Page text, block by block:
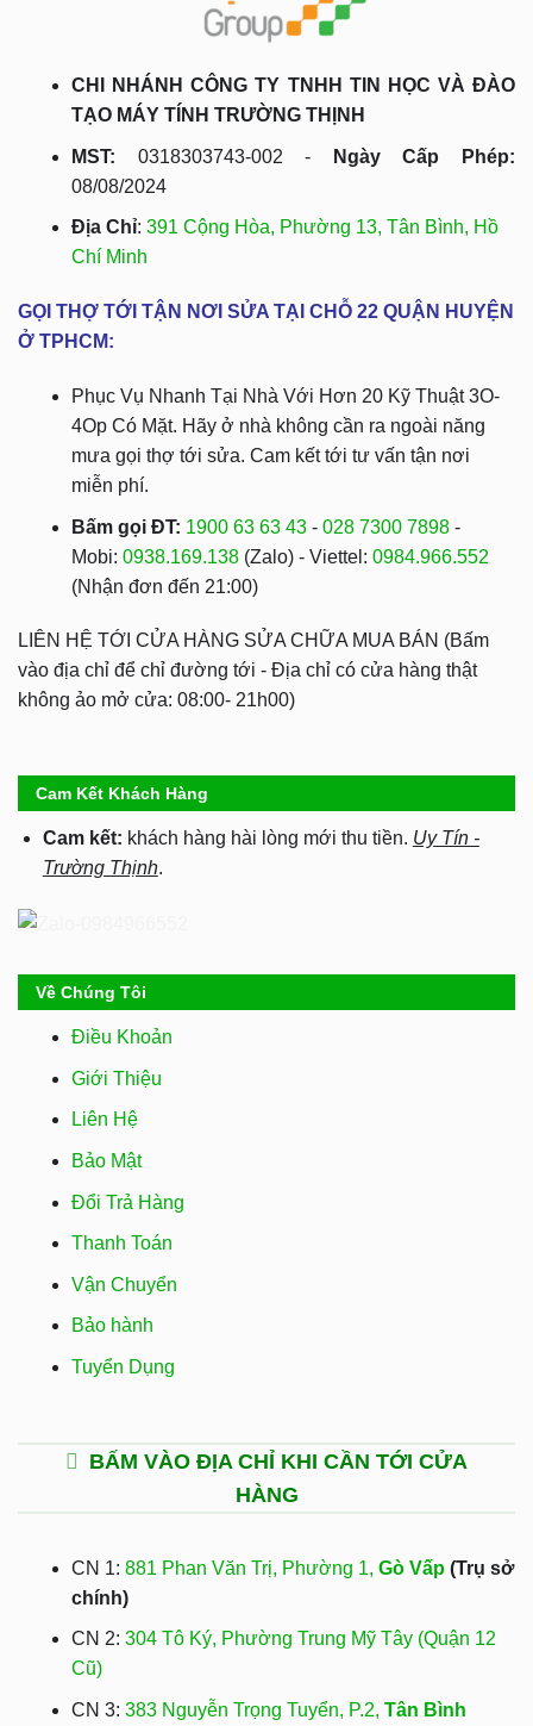
CHI NHÁNH CÔNG TY TNHH TIN HỌC VÀ ĐÀO
TẠO MÁY TÍNH TRƯỜNG THỊNH
MST: 0318303743-002 -
Ngày Cấp Phép:
08/08/2024
Địa Chỉ: 391 Cộng Hòa, Phường 13, Tân Bình, Hồ
Chí Minh
GỌI THỢ TỚI TẬN NƠI SỬA TẠI CHỖ 22 QUẬN HUYỆN
Ở TPHCM:
Phục Vụ Nhanh Tại Nhà Với Hơn 20 Kỹ Thuật 3O-
4Op Có Mặt. Hãy ở nhà không cần ra ngoài năng
mưa gọi thợ tới sửa. Cam kết tới tư vấn tận nơi
miễn phí.
Bấm gọi ĐT: 1900 63 63 43 - 028 7300 7898 -
Mobi: 0938.169.138 (Zalo) - Viettel: 0984.966.552
(Nhận đơn đến 21:00)
LIÊN HỆ TỚI CỬA HÀNG SỬA CHỮA MUA BÁN (Bấm
vào địa chỉ để chỉ đường tới - Địa chỉ có cửa hàng thật
không ảo mở cửa: 08:00- 21h00)
Cam Kết Khách Hàng
Cam kết: khách hàng hài lòng mới thu tiền. Uy Tín -
Trường Thịnh.
Về Chúng Tôi
Điều Khoản
Giới Thiệu
Liên Hệ
Bảo Mật
Đổi Trả Hàng
Thanh Toán
Vận Chuyển
Bảo hành
Tuyển Dụng
BẤM VÀO ĐỊA CHỈ KHI CẦN TỚI CỬA
HÀNG
CN 1: 881 Phan Văn Trị, Phường 1, Gò Vấp (Trụ sở
chính)
CN 2: 304 Tô Ký, Phường Trung Mỹ Tây (Quận 12
Cũ)
CN 3: 383 Nguyễn Trọng Tuyển, P.2, Tân Bình